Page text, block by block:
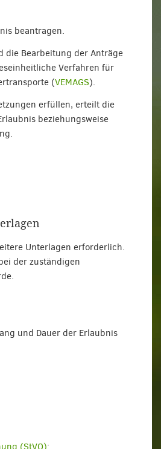
beantragen.
die Bearbeitung der Anträge
Verfahren für
(VEMAGS).
erfüllen, erteilt die
beziehungsweise
Unterlagen erforderlich.
der zuständigen
und Dauer der Erlaubnis
(StVO):